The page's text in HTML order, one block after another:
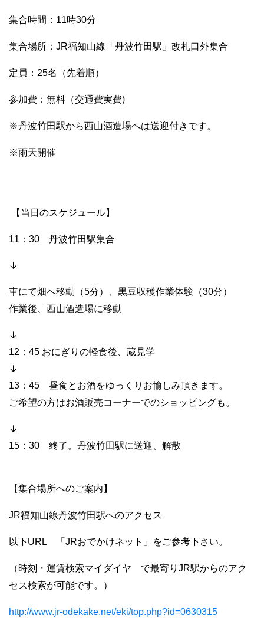
集合時間：11時30分
集合場所：JR福知山線「丹波竹田駅」改札口外集合
定員：25名（先着順）
参加費：無料（交通費実費)
※丹波竹田駅から西山酒造場へは送迎付きです。
※雨天開催
【当日のスケジュール】
11：30 丹波竹田駅集合
↓
車にて畑へ移動（5分）、黒豆収穫作業体験（30分）
作業後、 西山酒造場に移動
↓
12：45 おにぎりの軽食後、蔵見学
↓
13：45 昼食とお酒をゆっくりお愉しみ頂きます。
ご希望の方はお酒販売コーナーでのショッピングも。
↓
15：30 終了。丹波竹田駅に送迎、解散
【集合場所へのご案内】
JR福知山線丹波竹田駅へのアクセス
以下URL 「JRおでかけネット」をご参考下さい。
（時刻・運賃検索マイダイヤ で最寄りJR駅からのアク
セス検索が可能です。）
http://www.jr-odekake.net/eki/top.php?id=0630315